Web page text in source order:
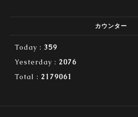
カウンター
Today : 359
Yesterday : 2076
Total : 2179061